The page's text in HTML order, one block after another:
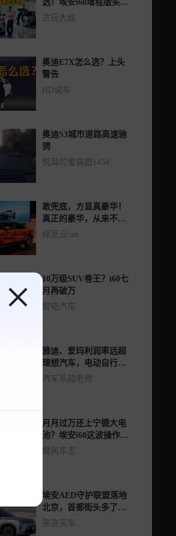
选！埃安i60增程版买车
攻略
贪玩大叔
奥迪E7X怎么选？上头
警告
HD说车
奥迪S3城市道路高速驰
骋
悦耳的蜜袋鼯1434
敢兜底，方显真豪华！
真正的豪华，从来不是
表面的光鲜，而是敢于
绿豆云ran
10万级SUV卷王？i60七
月再破万
智电汽车
雅迪、爱玛利润率远超
理想汽车，电动自行车
暗藏多少溢价？
汽车系超老师
月月过万还上宁德大电
池？埃安i60这波操作，
让对手咋玩？
飓风车志
埃安AED守护联盟落地
北京，首都街头多了一
批“会救人的车”
答答买车